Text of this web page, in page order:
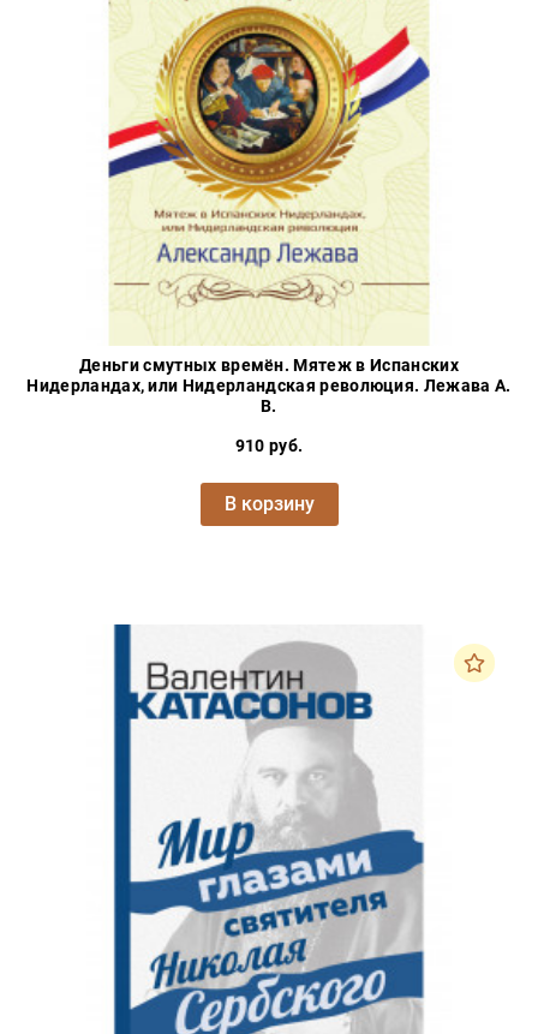
Деньги смутных времён. Мятеж в Испанских
Нидерландах, или Нидерландская революция. Лежава А.
В.
910 руб.
В корзину